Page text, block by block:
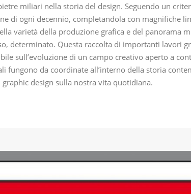
miliari nella storia del design. Seguendo un
di ogni decennio, completandola con magnifiche
varietà della produzione grafica e del panorama
determinato. Questa raccolta di importanti lavori
sull’evoluzione di un campo creativo aperto a
fungono da coordinate all’interno della storia
graphic design sulla nostra vita quotidiana.